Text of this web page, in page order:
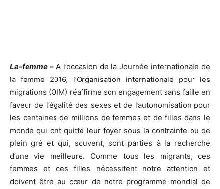
La-femme – A l’occasion de la Journée internationale de
la femme 2016, l’Organisation internationale pour les
migrations (OIM) réaffirme son engagement sans faille en
faveur de l’égalité des sexes et de l’autonomisation pour
les centaines de millions de femmes et de filles dans le
monde qui ont quitté leur foyer sous la contrainte ou de
plein gré et qui, souvent, sont parties à la recherche
d’une vie meilleure. Comme tous les migrants, ces
femmes et ces filles nécessitent notre attention et
doivent être au cœur de notre programme mondial de